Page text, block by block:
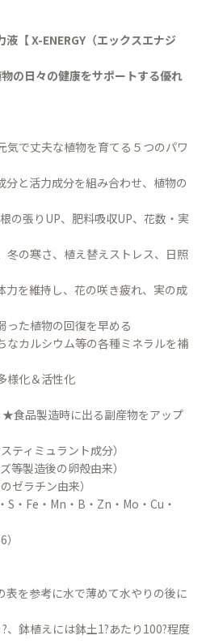
【 X-ENERGY（エックスエナジ
の日々の健康をサポートする優れ
で丈夫な植物を育てる５つのパワ
と活力成分を組み合わせ、植物の
の張りUP、肥料吸収UP、花数・実
冬の寒さ、植え替えストレス、日照
力を維持し、花の咲き疲れ、実の成
った植物の回復を早める
なカルシウム等の各種ミネラルを補
様化＆活性化
★食品製造時に出る副産物をアップ
ティミュラント成分）
等製造後の卵殻由来）
ゼラチン由来）
S・Fe・Mn・B・Zn・Mo・Cu・
表を参考に水で薄めて水やりの後に
、鉢植えには鉢土1?あたり100?程度